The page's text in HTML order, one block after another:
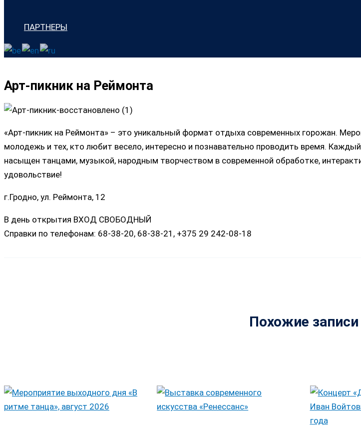
ПАРТНЕРЫ
Арт-пикник на Реймонта
«Арт-пикник на Реймонта» – это уникальный формат отдыха современных горожан.
молодежь и тех, кто любит весело, интересно и познавательно проводить время.
насыщен танцами, музыкой, народным творчеством в современной обработке,
удовольствие!
г.Гродно, ул. Реймонта, 12
В день открытия ВХОД СВОБОДНЫЙ
Справки по телефонам: 68-38-20, 68-38-21, +375 29 242-08-18
Похожие записи